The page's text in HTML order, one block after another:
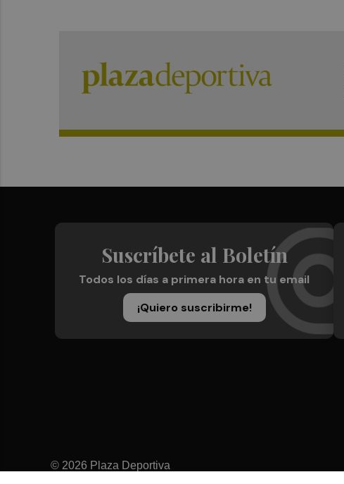
Suscríbete al Boletín
Todos los días a primera hora en tu email
¡Quiero suscribirme!
© 2026 Plaza Deportiva